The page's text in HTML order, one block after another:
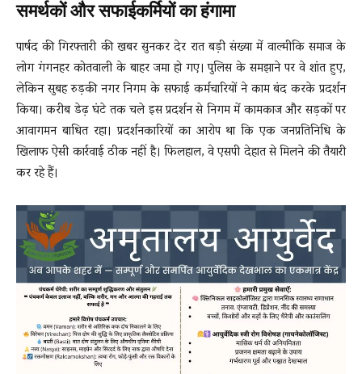
समर्थकों और सफाईकर्मियों का हंगामा
पार्षद की गिरफ्तारी की खबर सुनकर देर रात बड़ी संख्या में वाल्मीकि समाज के
लोग गंगनहर कोतवाली के बाहर जमा हो गए। पुलिस के समझाने पर वे शांत हुए,
लेकिन सुबह रुड़की नगर निगम के सफाई कर्मचारियों ने काम बंद करके प्रदर्शन
किया। करीब डेढ़ घंटे तक चले इस प्रदर्शन से निगम में कामकाज और सड़कों पर
आवागमन बाधित रहा। प्रदर्शनकारियों का आरोप था कि एक जनप्रतिनिधि के
खिलाफ ऐसी कार्रवाई ठीक नहीं है। फिलहाल, वे एसपी देहात से मिलने की तैयारी
कर रहे हैं।